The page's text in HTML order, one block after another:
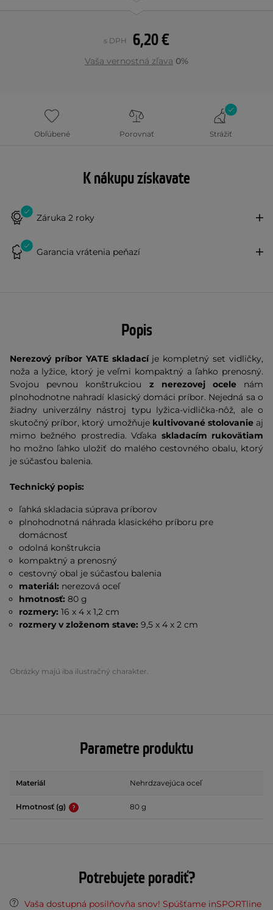
6,20 €
s DPH
Vaša vernostná zľava 0%
Obľúbené Porovnať Strážiť
K nákupu získavate
Záruka 2 roky
Garancia vrátenia peňazí
Popis
Nerezový príbor YATE skladacíje kompletný set vidličky,
noža a lyžice, ktorý je veľmi kompaktný a ľahko prenosný.
Svojou pevnou konštrukciou z nerezovej ocelenám
plnohodnotne nahradí klasický domáci príbor. Nejedná sa o
žiadny univerzálny nástroj typu lyžica-vidlička-nôž, ale o
skutočný príbor, ktorý umožňujekultivované stolovanieaj
mimo bežného prostredia. Vďaka skladacím rukovätiam
ho možno ľahko uložiť do malého cestovného obalu, ktorý
je súčasťou balenia.
Technický popis:
ľahká skladacia súprava príborov
plnohodnotná náhrada klasického príboru pre
domácnosť
odolná konštrukcia
kompaktný a prenosný
cestovný obal je súčasťou balenia
materiál: nerezová oceľ
hmotnosť: 80 g
rozmery:16 x 4 x 1,2 cm
rozmery v zloženom stave: 9,5 x 4 x 2 cm
Obrázky majú iba ilustračný charakter.
Parametre produktu
Materiál Nehrdzavejúca oceľ
Hmotnosť (g) 80 g
Potrebujete poradiť?
Vaša dostupná posilňovňa snov! Spúšťame inSPORTline